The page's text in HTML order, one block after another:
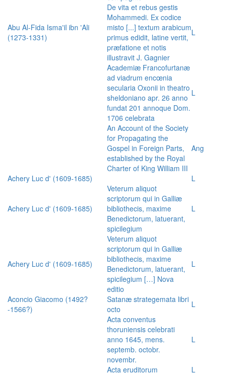
Abu Al-Fida Isma'il ibn 'Ali
(1273-1331)
De vita et rebus gestis
Mohammedi. Ex codice
misto [...] textum arabicum
primus edidit, latine vertit,
præfatione et notis
illustravit J. Gagnier
L
Academiæ Francofurtanæ
ad viadrum encœnia
secularia Oxonii in theatro
sheldoniano apr. 26 anno
fundat 201 annoque Dom.
1706 celebrata
L
An Account of the Society
for Propagating the
Gospel in Foreign Parts,
established by the Royal
Charter of King William III
Ang
Achery Luc d' (1609-1685) L
Achery Luc d' (1609-1685)
Veterum aliquot
scriptorum qui in Galliæ
bibliothecis, maxime
Benedictorum, latuerant,
spicilegium
L
Achery Luc d' (1609-1685)
Veterum aliquot
scriptorum qui in Galliæ
bibliothecis, maxime
Benedictorum, latuerant,
spicilegium […] Nova
editio
L
Aconcio Giacomo (1492?
-1566?)
Satanæ strategemata libri
octo
L
Acta conventus
thoruniensis celebrati
anno 1645, mens.
septemb. octobr.
novembr.
L
Acta eruditorum
L